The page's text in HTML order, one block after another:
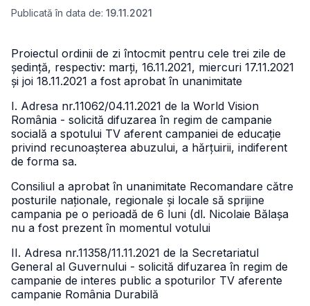
Publicată în data de: 19.11.2021
Proiectul ordinii de zi întocmit pentru cele trei zile de
ședință, respectiv: marți, 16.11.2021, miercuri 17.11.2021
și joi 18.11.2021 a fost aprobat în unanimitate
I. Adresa nr.11062/04.11.2021 de la World Vision
România - solicită difuzarea în regim de campanie
socială a spotului TV aferent campaniei de educație
privind recunoașterea abuzului, a hărțuirii, indiferent
de forma sa.
Consiliul a aprobat în unanimitate Recomandare către
posturile naționale, regionale și locale să sprijine
campania pe o perioadă de 6 luni (dl. Nicolaie Bălașa
nu a fost prezent în momentul votului
II. Adresa nr.11358/11.11.2021 de la Secretariatul
General al Guvernului - solicită difuzarea în regim de
campanie de interes public a spoturilor TV aferente
campanie România Durabilă